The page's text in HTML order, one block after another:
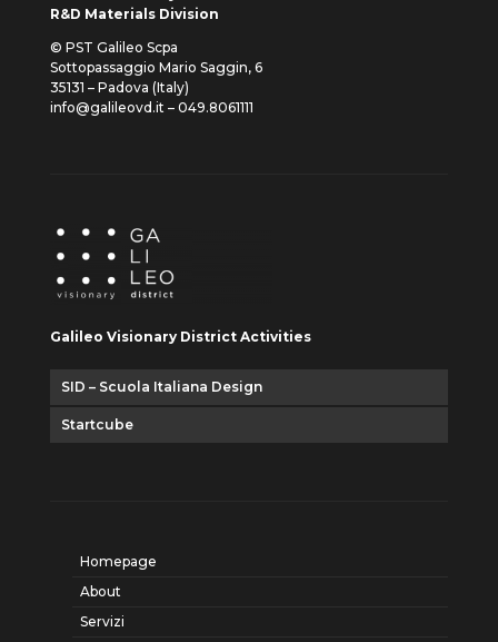
R&D Materials Division
© PST Galileo Scpa
Sottopassaggio Mario Saggin, 6
35131 – Padova (Italy)
info@galileovd.it – 049.8061111
Galileo Visionary District Activities
SID – Scuola Italiana Design
Startcube
Homepage
About
Servizi